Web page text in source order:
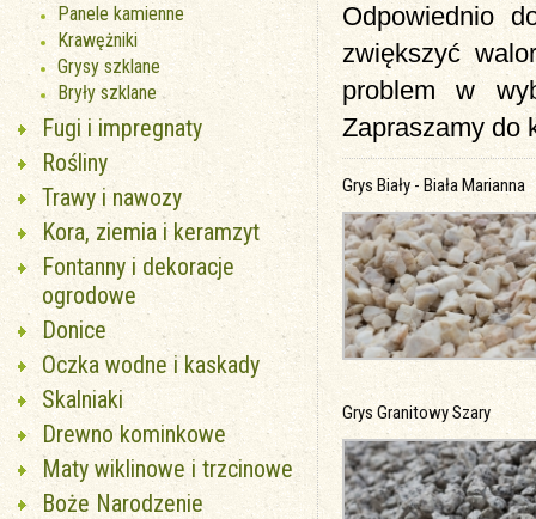
Panele kamienne
Krawężniki
Grysy szklane
Bryły szklane
Fugi i impregnaty
Rośliny
Trawy i nawozy
Kora, ziemia i keramzyt
Fontanny i dekoracje
ogrodowe
Donice
Oczka wodne i kaskady
Skalniaki
Drewno kominkowe
Maty wiklinowe i trzcinowe
Boże Narodzenie
Odpowiednio
zwiększyć
problem w
Zapraszamy do
Grys Biały - Biała Marianna
Grys Granitowy Szary